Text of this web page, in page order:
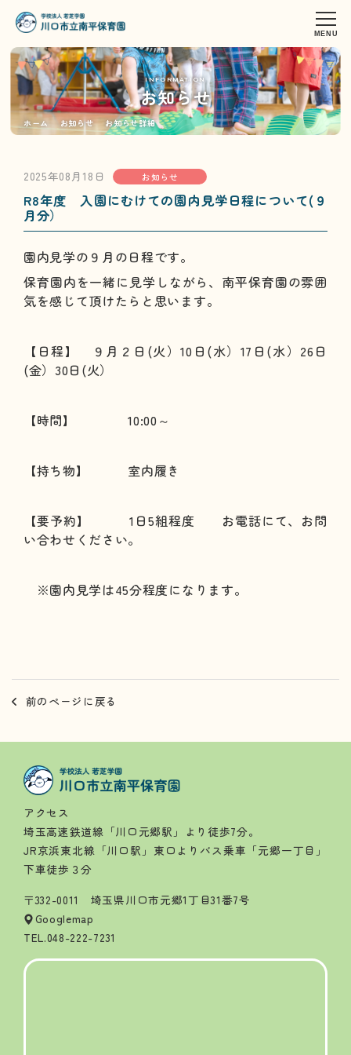
INFORMATION
お知らせ
ホーム お知らせ お知らせ詳細
2025年08月18日 お知らせ
R8年度 入園にむけての園内見学日程について(９
月分）
園内見学の９月の日程です。
保育園内を一緒に見学しながら、南平保育園の雰囲
気を感じて頂けたらと思います。
【日程】 ９月２日(火）10日(水）17日(水）26日
(金）30日(火）
【時間】 10:00～
【持ち物】 室内履き
【要予約】 1日5組程度 お電話にて、お問
い合わせください。
※園内見学は45分程度になります。
前のページに戻る
アクセス
埼玉高速鉄道線「川口元郷駅」より徒歩7分。
JR京浜東北線「川口駅」東口よりバス乗車「元郷一丁目」
下車徒歩３分
〒332-0011 埼玉県川口市元郷1丁目31番7号
Googlemap
TEL.048-222-7231